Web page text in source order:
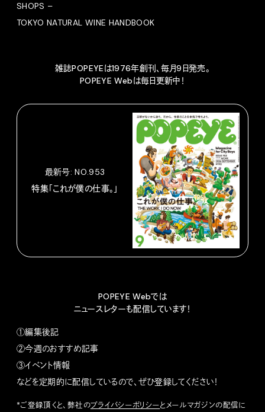
SHOPS –
TOKYO NATURAL WINE HANDBOOK
雑誌POPEYEは1976年創刊、毎月9日発売。
POPEYE Webは毎日更新中！
最新号: NO.953
特集「これが僕の仕事。」
POPEYE Webでは
ニュースレターも配信しています！
①編集後記
②今週のおすすめ記事
③イベント情報
などを定期的に配信しているので、ぜひ登録してください！
*ご登録頂くと、弊社のプライバシーポリシーとメールマガジンの配信に